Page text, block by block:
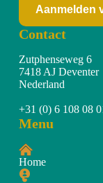
Aanmelden
Contact
Zutphenseweg 6
7418 AJ Deventer
Nederland
+31 (0) 6 108 08
Menu
Home